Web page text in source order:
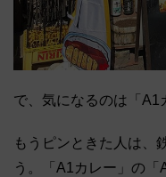
で、気になるのは「A1
もうピンときた人は
う。「A1カレー」の